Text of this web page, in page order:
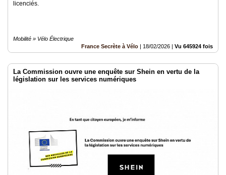
licenciés.
Mobilité » Vélo Électrique
France Secrète à Vélo | 18/02/2026 | Vu 645924 fois
La Commission ouvre une enquête sur Shein en vertu de la
législation sur les services numériques